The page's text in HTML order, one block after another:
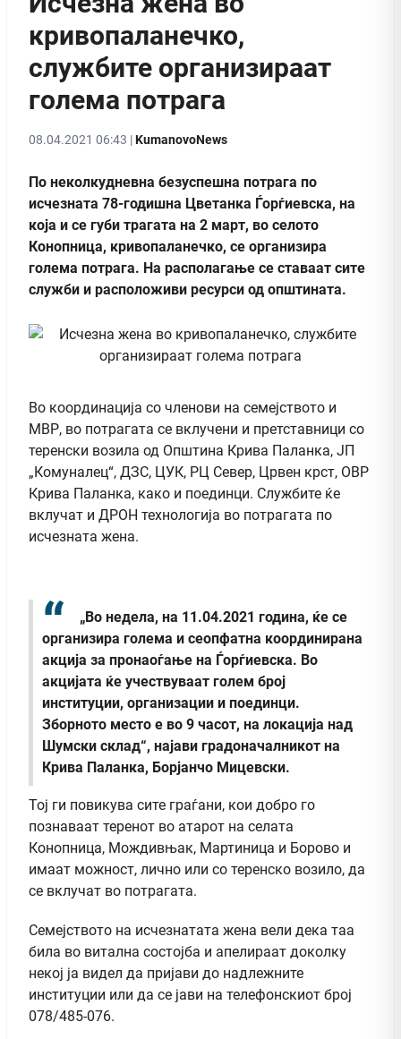
кривопаланечко,
службите организираат
голема потрага
08.04.2021 06:43 |KumanovoNews
По неколкудневна безуспешна потрага по
исчезната 78-годишна Цветанка Ѓорѓиевска, на
која и се губи трагата на 2 март, во селото
Конопница, кривопаланечко, се организира
голема потрага. На располагање се ставаат сите
служби и расположиви ресурси од општината.
Во координација со членови на семејството и
МВР, во потрагата се вклучени и претставници со
теренски возила од Општина Крива Паланка, ЈП
„Комуналец“, ДЗС, ЦУК, РЦ Север, Црвен крст, ОВР
Крива Паланка, како и поединци. Службите ќе
вклучат и ДРОН технологија во потрагата по
исчезната жена.
„Во недела, на 11.04.2021 година, ќе се
организира голема и сеопфатна координирана
акција за пронаоѓање на Ѓорѓиевска. Во
акцијата ќе учествуваат голем број
институции, организации и поединци.
Зборното место е во 9 часот, на локација над
Шумски склад“, најави градоначалникот на
Крива Паланка, Борјанчо Мицевски.
Тој ги повикува сите граѓани, кои добро го
познаваат теренот во атарот на селата
Конопница, Мождивњак, Мартиница и Борово и
имаат можност, лично или со теренско возило, да
се вклучат во потрагата.
Семејството на исчезнатата жена вели дека таа
била во витална состојба и апелираат доколку
некој ја видел да пријави до надлежните
институции или да се јави на телефонскиот број
078/485-076.